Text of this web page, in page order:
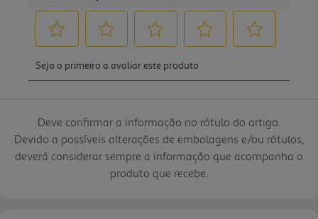
Deve confirmar a informação no rótulo do artigo.
Devido a possíveis alterações de embalagens e/ou rótulos,
deverá considerar sempre a informação que acompanha o
produto que recebe.